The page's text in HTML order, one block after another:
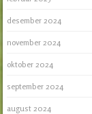
desember 2024
november 2024
oktober 2024
september 2024
august 2024